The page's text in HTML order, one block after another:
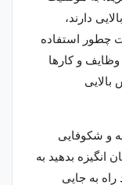
دارند،
چطور استفاده
وظایف و کارها
و شکوفایی
انگیزه بدهید به
راه به جایی